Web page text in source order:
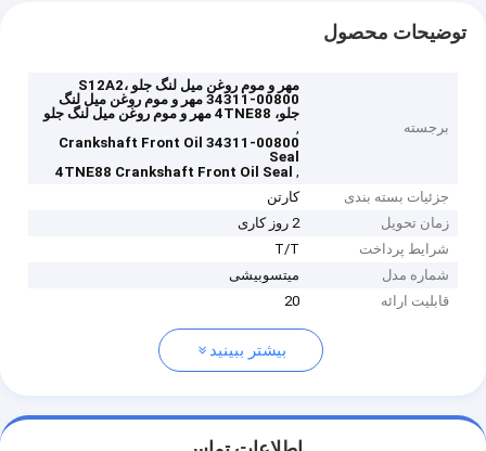
توضیحات محصول
برجسته
مهر و موم روغن میل لنگ جلو S12A2،
34311-00800 مهر و موم روغن میل لنگ
جلو، 4TNE88 مهر و موم روغن میل لنگ جلو
,
34311-00800 Crankshaft Front Oil
Seal
,
4TNE88 Crankshaft Front Oil Seal
جزئیات بسته بندی
کارتن
زمان تحویل
2 روز کاری
شرایط پرداخت
T/T
شماره مدل
میتسوبیشی
قابلیت ارائه
20
بیشتر ببینید